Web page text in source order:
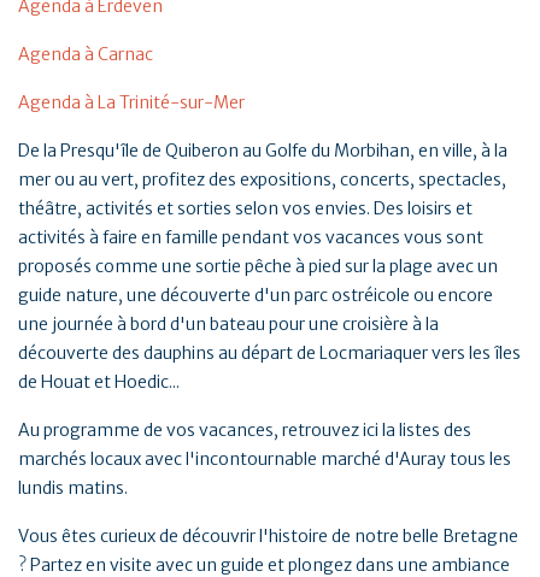
Agenda à Erdeven
Agenda à Carnac
Agenda à La Trinité-sur-Mer
De la Presqu'île de Quiberon au Golfe du Morbihan, en ville, à la
mer ou au vert, profitez des expositions, concerts, spectacles,
théâtre, activités et sorties selon vos envies. Des loisirs et
activités à faire en famille pendant vos vacances vous sont
proposés comme une sortie pêche à pied sur la plage avec un
guide nature, une découverte d'un parc ostréicole ou encore
une journée à bord d'un bateau pour une croisière à la
découverte des dauphins au départ de Locmariaquer vers les îles
de Houat et Hoedic...
Au programme de vos vacances, retrouvez ici la listes des
marchés locaux avec l'incontournable marché d'Auray tous les
lundis matins.
Vous êtes curieux de découvrir l'histoire de notre belle Bretagne
? Partez en visite avec un guide et plongez dans une ambiance